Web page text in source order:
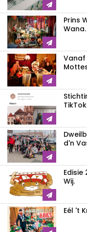
Prins
Wana.
Vanaf
d'n
Edisie
Wij.
Eél 't